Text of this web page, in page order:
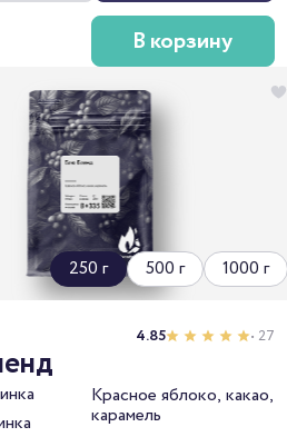
В корзину
250 г 500 г 1000 г
4.85 • 27
Красное яблоко, какао,
карамель